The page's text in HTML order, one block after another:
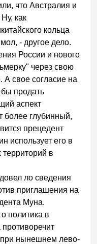
что Австралия и
как
кольца
- другое дело.
России и нового
через свою
А свое согласие на
продать
аспект
более глубинный,
прецедент
использует его в
в
ло сведения
приглашения на
Муна.
политика в
нынешнем лево-